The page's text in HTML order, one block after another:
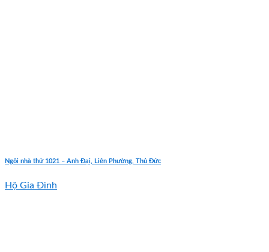
Ngôi nhà thứ 1021 – Anh Đại, Liên Phường, Thủ Đức
Hộ Gia Đình